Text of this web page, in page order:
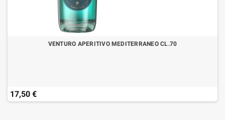
VENTURO APERITIVO MEDITERRANEO CL.70
17,50 €